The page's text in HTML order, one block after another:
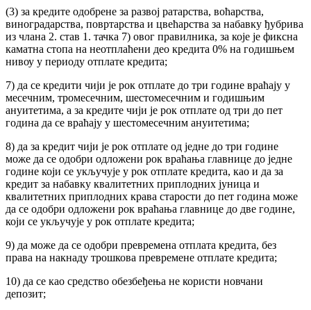
(3) за кредите одобрене за развој ратарства, воћарства,
виноградарства, повртарства и цвећарства за набавку ђубрива
из члана 2. став 1. тачка 7) овог правилника, за које је фиксна
каматна стопа на неотплаћени део кредита 0% на годишњем
нивоу у периоду отплате кредита;
7) да се кредити чији је рок отплате до три године враћају у
месечним, тромесечним, шестомесечним и годишњим
ануитетима, а за кредите чији је рок отплате од три до пет
година да се враћају у шестомесечним ануитетима;
8) да за кредит чији је рок отплате од једне до три године
може да се одобри одложени рок враћања главнице до једне
године који се укључује у рок отплате кредита, као и да за
кредит за набавку квалитетних приплодних јуница и
квалитетних приплодних крава старости до пет година може
да се одобри одложени рок враћања главнице до две године,
који се укључује у рок отплате кредита;
9) да може да се одобри превремена отплата кредита, без
права на накнаду трошкова превремене отплате кредита;
10) да се као средство обезбеђења не користи новчани
депозит;